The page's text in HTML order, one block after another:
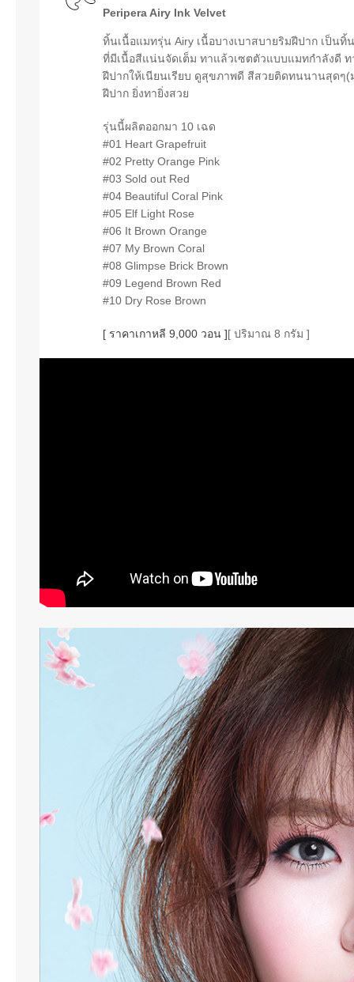
Peripera Airy Ink Velvet
ทิ้นเนื้อแมทรุ่น Airy เนื้อบางเบาสบายริมฝีปาก เป็
ที่มีเนื้อสีแน่นจัดเต็ม ทาแล้วเซตตัวแบบแมทกำลังดี ท
ฝีปากให้เนียนเรียบ ดูสุขภาพดี สีสวยติดทนนานสุดๆ
ฝีปาก ยิ่งทายิ่งสวย
รุ่นนี้ผลิตออกมา 10 เฉด
#01 Heart Grapefruit
#02 Pretty Orange Pink
#03 Sold out Red
#04 Beautiful Coral Pink
#05 Elf Light Rose
#06 It Brown Orange
#07 My Brown Coral
#08 Glimpse Brick Brown
#09 Legend Brown Red
#10 Dry Rose Brown
[ ราคาเกาหลี 9,000 วอน ][ ปริมาณ 8 กรัม ]